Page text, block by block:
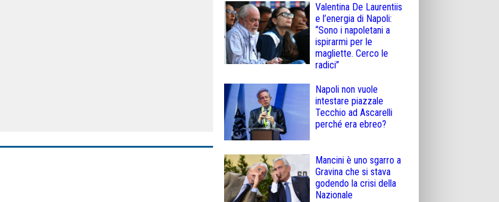
Valentina De Laurentiis
e l’energia di Napoli:
“Sono i napoletani a
ispirarmi per le
magliette. Cerco le
radici”
Napoli non vuole
intestare piazzale
Tecchio ad Ascarelli
perché era ebreo?
Mancini è uno sgarro a
Gravina che si stava
godendo la crisi della
Nazionale